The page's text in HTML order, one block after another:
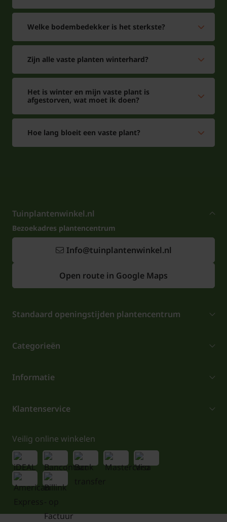
Welke bodembedekker is het sterkste?
Zijn alle vaste planten winterhard?
Het is winter en mijn vaste plant is
afgestorven, wat moet ik doen?
Hoe lang bloeit een vaste plant?
Tuinplantenwinkel.nl
Bezoekadres plantencentrum
Info@tuinplantenwinkel.nl
Open route in Google Maps
Standaard openingstijden plantencentrum
Categorieën
Informatie
Klantenservice
Veilig online winkelen